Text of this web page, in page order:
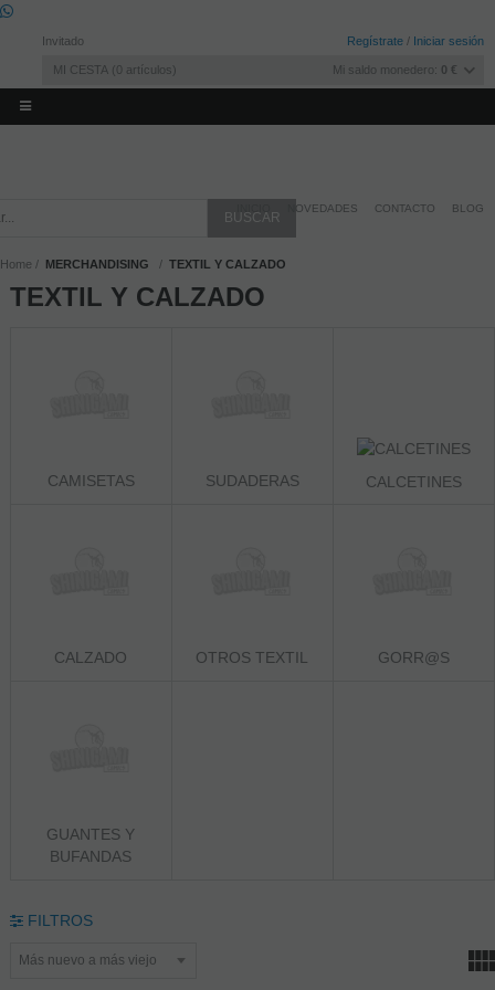
Invitado Regístrate / Iniciar sesión
MI CESTA 0 artículos Mi saldo monedero: 0 €
NOVEDADES CONTACTO BLOG
Home MERCHANDISING TEXTIL Y CALZADO
TEXTIL Y CALZADO
CAMISETAS SUDADERAS CALCETINES
CALZADO OTROS TEXTIL GORR@S
GUANTES Y
BUFANDAS
FILTROS